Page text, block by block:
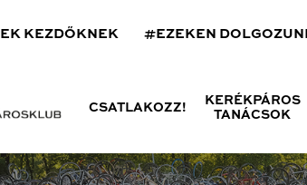
KEZDŐKNEK #EZEKEN
CSATLAKOZZ!
KERÉKPÁROS
TANÁCSOK